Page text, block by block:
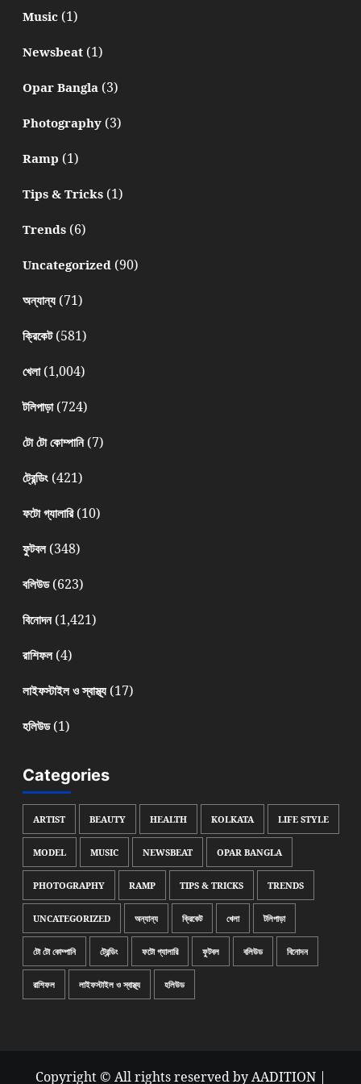
Music(1)
Newsbeat(1)
Opar Bangla(3)
Photography(3)
Ramp (1)
Tips & Tricks(1)
Trends(6)
Uncategorized(90)
অন্যান্য(71)
ক্রিকেট(581)
খেলা(1,004)
টলিপাড়া(724)
টো টো কোম্পানি(7)
ট্রেন্ডিং(421)
ফটো গ্যালারি(10)
ফুটবল(348)
বলিউড(623)
বিনোদন(1,421)
রাশিফল(4)
লাইফস্টাইল ও স্বাস্থ্য(17)
হলিউড(1)
Categories
ARTIST BEAUTY HEALTH KOLKATA LIFE STYLE
MODEL MUSIC NEWSBEAT OPAR BANGLA
PHOTOGRAPHY RAMP TIPS & TRICKS TRENDS
UNCATEGORIZED অন্যান্য ক্রিকেট খেলা টলিপাড়া
টো টো কোম্পানি ট্রেন্ডিং ফটো গ্যালারি ফুটবল বলিউড বিনোদন
রাশিফল লাইফস্টাইল ও স্বাস্থ্য হলিউড
Copyright © All rights reserved by AADITION |